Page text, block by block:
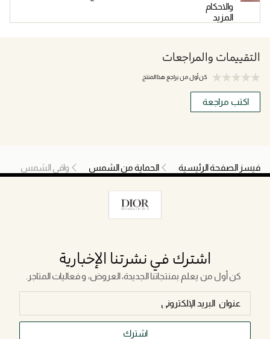
والاحكام
المزيد
التقييمات والمراجعات
كن أول من يراجع هذا المنتج
اكتب مراجعة
فيسز الصفحة الرئيسية الحماية من الشمس واقي الشمس
اشترك في نشرتنا الإخبارية
كن أول من يعلم بمنتجاتنا الجديدة، العروض، و فعاليات المتاجر.
اشترك